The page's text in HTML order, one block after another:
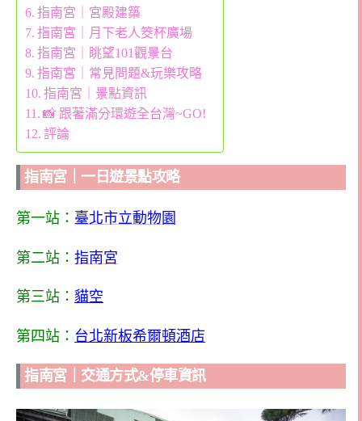
指南宮｜宮殿建築
指南宮｜月下老人筊杯廣場
指南宮｜眺望101觀景台
指南宮｜常見問題&玩樂攻略
指南宮｜景點資訊
📸 跟著滿分環遊全台灣~GO!
評論
指南宮｜一日遊景點攻略
第一站： 臺北市立動物園
第二站： 指南宮
第三站： 貓空
第四站： 台北新板希爾頓酒店
指南宮｜交通方式&停車資訊